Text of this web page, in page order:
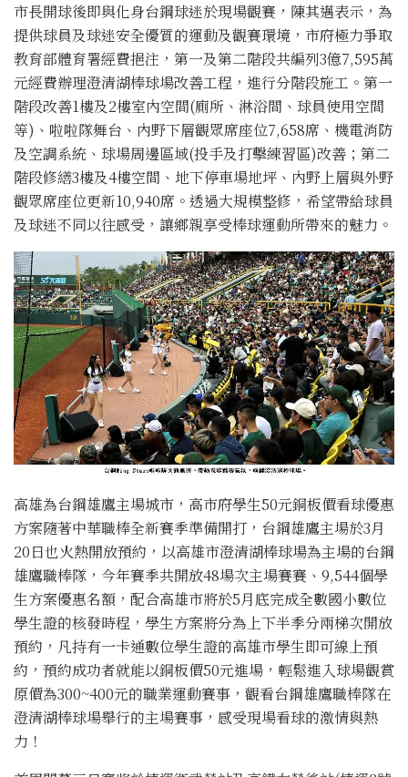
市長開球後即與化身台鋼球迷於現場觀賽，陳其邁表示，為
提供球員及球迷安全優質的運動及觀賽環境，市府極力爭取
教育部體育署經費挹注，第一及第二階段共編列3億7,595萬
元經費辦理澄清湖棒球場改善工程，進行分階段施工。第一
階段改善1樓及2樓室內空間(廁所、淋浴間、球員使用空間
等)、啦啦隊舞台、內野下層觀眾席座位7,658席、機電消防
及空調系統、球場周邊區域(投手及打擊練習區)改善；第二
階段修繕3樓及4樓空間、地下停車場地坪、內野上層與外野
觀眾席座位更新10,940席。透過大規模整修，希望帶給球員
及球迷不同以往感受，讓鄉親享受棒球運動所帶來的魅力。
高雄為台鋼雄鷹主場城市，高市府學生50元銅板價看球優惠
方案隨著中華職棒全新賽季準備開打，台鋼雄鷹主場於3月
20日也火熱開放預約，以高雄市澄清湖棒球場為主場的台鋼
雄鷹職棒隊，今年賽季共開放48場次主場賽賽、9,544個學
生方案優惠名額，配合高雄市將於5月底完成全數國小數位
學生證的核發時程，學生方案將分為上下半季分兩梯次開放
預約，凡持有一卡通數位學生證的高雄市學生即可線上預
約，預約成功者就能以銅板價50元進場，輕鬆進入球場觀賞
原價為300~400元的職業運動賽事，觀看台鋼雄鷹職棒隊在
澄清湖棒球場舉行的主場賽事，感受現場看球的激情與熱
力！